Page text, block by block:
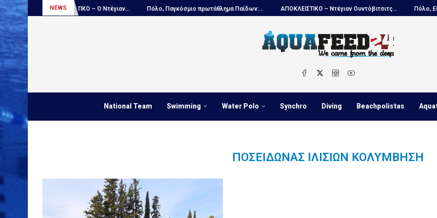
NEWS
ΑΠΟΚΛΕΙΣΤΙΚΟ – Ο Ντέγιαν... Πόλο, Παγκόσμιο πρωτάθλημα Παίδων:... ΑΠΟΚΛΕΙΣΤΙΚΟ – Ντέγιαν Ουντόβιτσιτς... Πόλο,
National Team Swimming Water Polo Synchro Diving Beachpolistas
ΠΟΣΕΙΔΏΝΑΣ ΙΛΙΣΊΩΝ ΚΟΛΥΜΒΗΣΗ